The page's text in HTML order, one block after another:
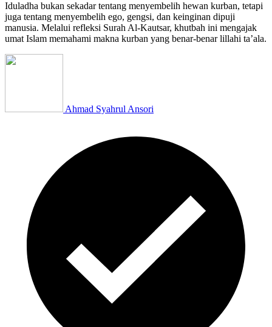
Iduladha bukan sekadar tentang menyembelih hewan kurban, tetapi
juga tentang menyembelih ego, gengsi, dan keinginan dipuji
manusia. Melalui refleksi Surah Al-Kautsar, khutbah ini mengajak
umat Islam memahami makna kurban yang benar-benar lillahi ta’ala.
Ahmad Syahrul Ansori